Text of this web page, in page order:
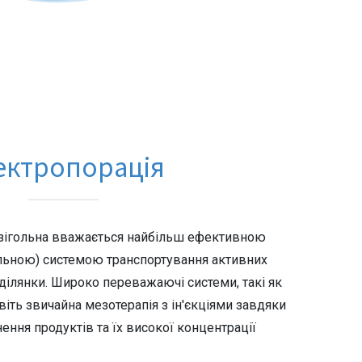
вважається найбільш ефективною
системою транспортування активних
Широко переважаючі системи, такі як
звичайна мезотерапія з ін'єкціями завдяки
продуктів та їх високої концентрації